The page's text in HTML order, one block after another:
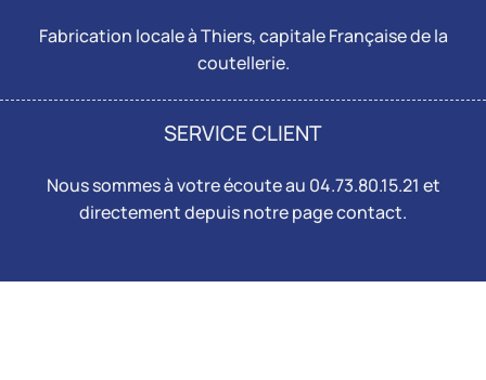
Fabrication locale à Thiers, capitale Française de la
coutellerie.
SERVICE CLIENT
Nous sommes à votre écoute au 04.73.80.15.21 et
directement depuis notre pagecontact.